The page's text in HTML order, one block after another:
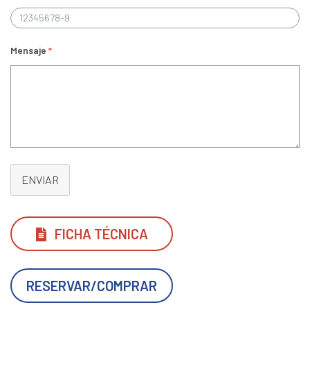
Mensaje *
ENVIAR
FICHA TÉCNICA
RESERVAR/COMPRAR